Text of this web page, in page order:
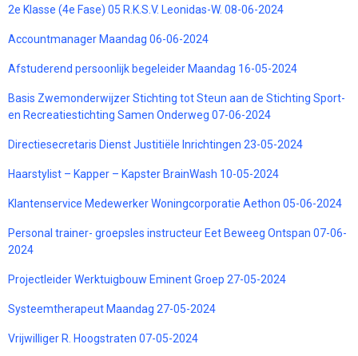
2e Klasse (4e Fase) 05 R.K.S.V. Leonidas-W. 08-06-2024
Accountmanager Maandag 06-06-2024
Afstuderend persoonlijk begeleider Maandag 16-05-2024
Basis Zwemonderwijzer Stichting tot Steun aan de Stichting Sport-
en Recreatiestichting Samen Onderweg 07-06-2024
Directiesecretaris Dienst Justitiële Inrichtingen 23-05-2024
Haarstylist – Kapper – Kapster BrainWash 10-05-2024
Klantenservice Medewerker Woningcorporatie Aethon 05-06-2024
Personal trainer- groepsles instructeur Eet Beweeg Ontspan 07-06-
2024
Projectleider Werktuigbouw Eminent Groep 27-05-2024
Systeemtherapeut Maandag 27-05-2024
Vrijwilliger R. Hoogstraten 07-05-2024